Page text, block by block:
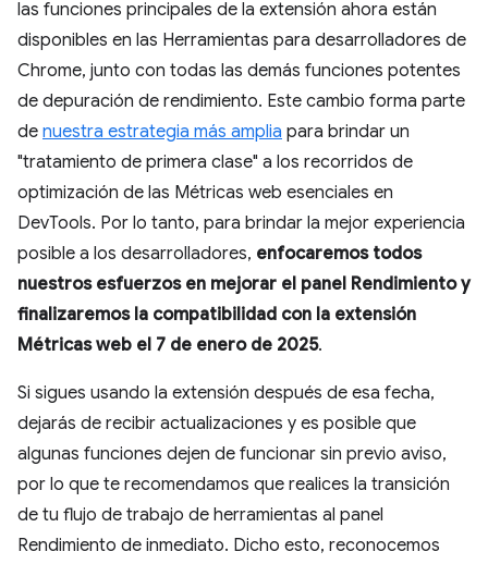
las funciones principales de la extensión ahora están
disponibles en las Herramientas para desarrolladores de
Chrome, junto con todas las demás funciones potentes
de depuración de rendimiento. Este cambio forma parte
de nuestra estrategia más amplia para brindar un
"tratamiento de primera clase" a los recorridos de
optimización de las Métricas web esenciales en
DevTools. Por lo tanto, para brindar la mejor experiencia
posible a los desarrolladores, enfocaremos todos
nuestros esfuerzos en mejorar el panel Rendimiento y
finalizaremos la compatibilidad con la extensión
Métricas web el 7 de enero de 2025.
Si sigues usando la extensión después de esa fecha,
dejarás de recibir actualizaciones y es posible que
algunas funciones dejen de funcionar sin previo aviso,
por lo que te recomendamos que realices la transición
de tu flujo de trabajo de herramientas al panel
Rendimiento de inmediato. Dicho esto, reconocemos